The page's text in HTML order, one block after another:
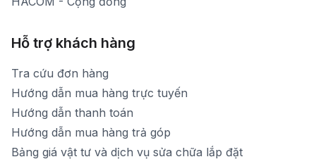
Hỗ trợ khách hàng
Tra cứu đơn hàng
Hướng dẫn mua hàng trực tuyến
Hướng dẫn thanh toán
Hướng dẫn mua hàng trả góp
Bảng giá vật tư và dịch vụ sửa chữa lắp đặt